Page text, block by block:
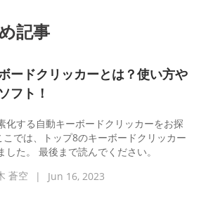
記事
ードクリッカーとは？使い方や
フト！
化する自動キーボードクリッカーをお探
こでは、トップ8のキーボードクリッカー
した。 最後まで読んでください。
蒼空 | Jun 16, 2023